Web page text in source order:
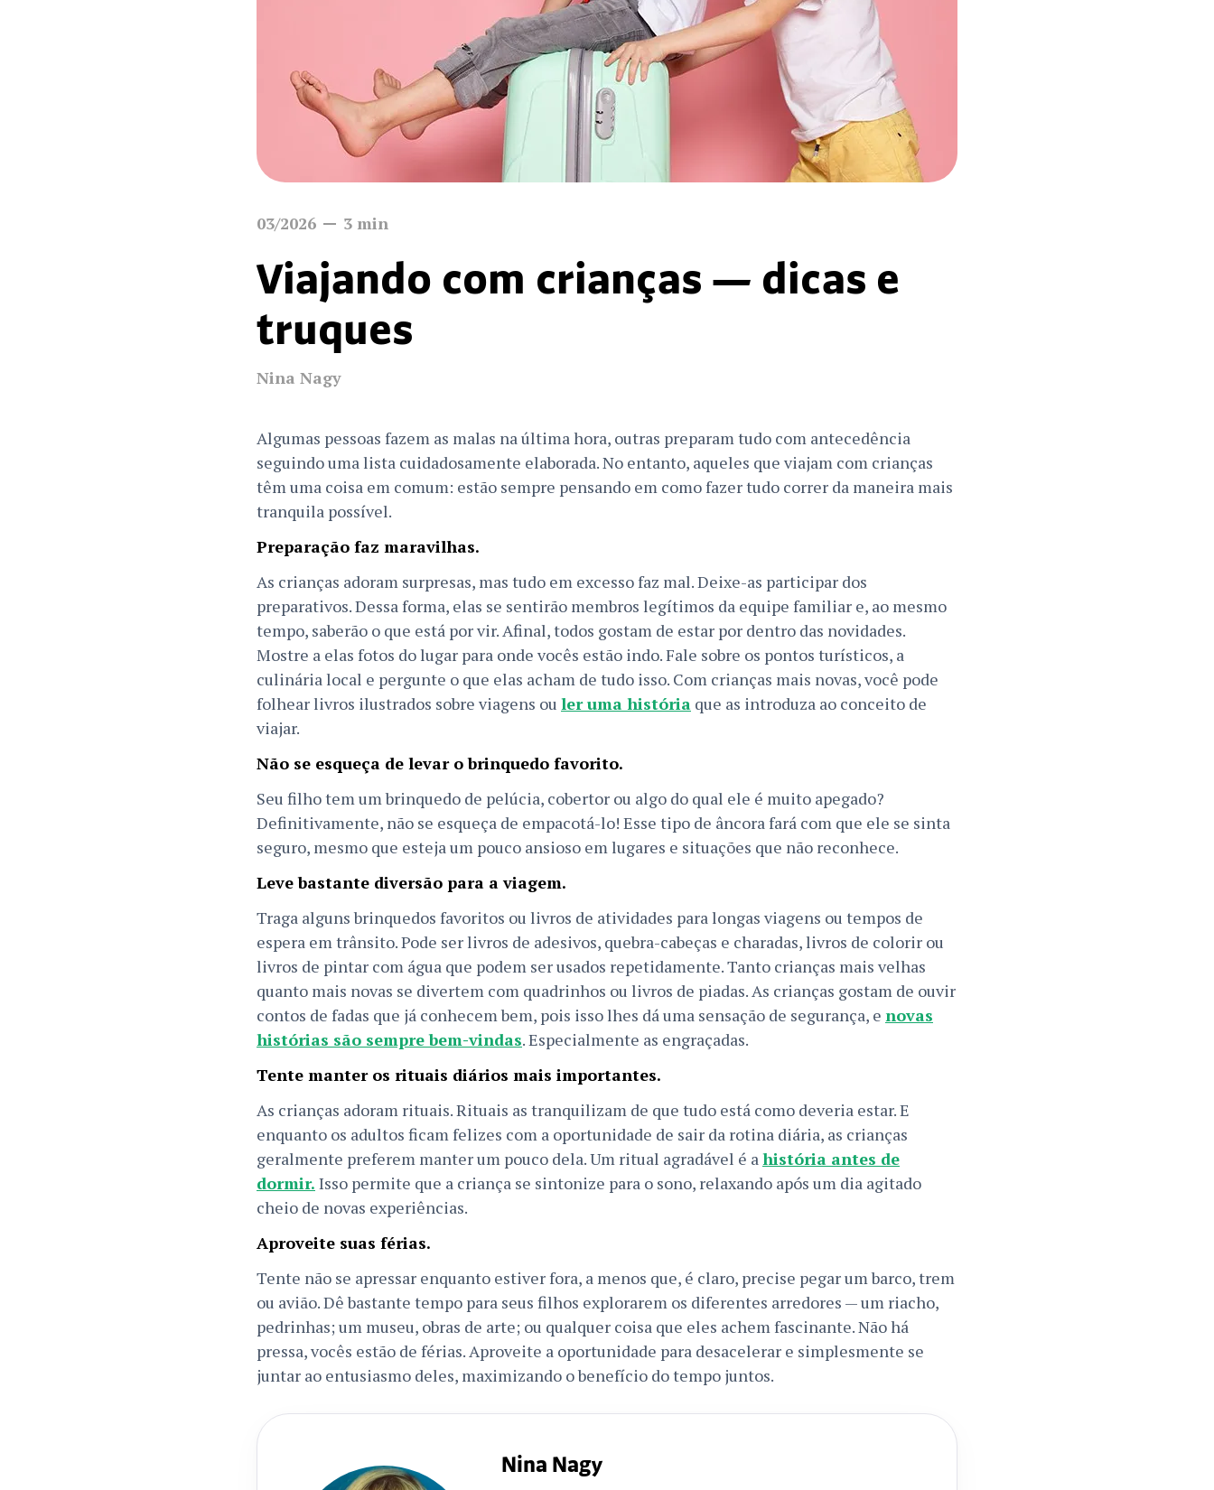
03/2026 3 min
Viajando com crianças — dicas e
truques
Nina Nagy
Algumas pessoas fazem as malas na última hora, outras preparam tudo com antecedência
seguindo uma lista cuidadosamente elaborada. No entanto, aqueles que viajam com crianças
têm uma coisa em comum: estão sempre pensando em como fazer tudo correr da maneira mais
tranquila possível.
Preparação faz maravilhas.
As crianças adoram surpresas, mas tudo em excesso faz mal. Deixe-as participar dos
preparativos. Dessa forma, elas se sentirão membros legítimos da equipe familiar e, ao mesmo
tempo, saberão o que está por vir. Afinal, todos gostam de estar por dentro das novidades.
Mostre a elas fotos do lugar para onde vocês estão indo. Fale sobre os pontos turísticos, a
culinária local e pergunte o que elas acham de tudo isso. Com crianças mais novas, você pode
folhear livros ilustrados sobre viagens ou ler uma história que as introduza ao conceito de
viajar.
Não se esqueça de levar o brinquedo favorito.
Seu filho tem um brinquedo de pelúcia, cobertor ou algo do qual ele é muito apegado?
Definitivamente, não se esqueça de empacotá-lo! Esse tipo de âncora fará com que ele se sinta
seguro, mesmo que esteja um pouco ansioso em lugares e situações que não reconhece.
Leve bastante diversão para a viagem.
Traga alguns brinquedos favoritos ou livros de atividades para longas viagens ou tempos de
espera em trânsito. Pode ser livros de adesivos, quebra-cabeças e charadas, livros de colorir ou
livros de pintar com água que podem ser usados repetidamente. Tanto crianças mais velhas
quanto mais novas se divertem com quadrinhos ou livros de piadas. As crianças gostam de ouvir
contos de fadas que já conhecem bem, pois isso lhes dá uma sensação de segurança, e novas
histórias são sempre bem-vindas. Especialmente as engraçadas.
Tente manter os rituais diários mais importantes.
As crianças adoram rituais. Rituais as tranquilizam de que tudo está como deveria estar. E
enquanto os adultos ficam felizes com a oportunidade de sair da rotina diária, as crianças
geralmente preferem manter um pouco dela. Um ritual agradável é ahistória antes de
dormir. Isso permite que a criança se sintonize para o sono, relaxando após um dia agitado
cheio de novas experiências.
Aproveite suas férias.
Tente não se apressar enquanto estiver fora, a menos que, é claro, precise pegar um barco, trem
ou avião. Dê bastante tempo para seus filhos explorarem os diferentes arredores — um riacho,
pedrinhas; um museu, obras de arte; ou qualquer coisa que eles achem fascinante. Não há
pressa, vocês estão de férias. Aproveite a oportunidade para desacelerar e simplesmente se
juntar ao entusiasmo deles, maximizando o benefício do tempo juntos.
Nina Nagy